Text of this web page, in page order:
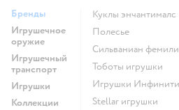
Бренды
Игрушечное
оружие
Игрушечный
транспорт
Игрушки
Коллекции
Куклы энчантималс
Полесье
Сильваниан
Тоботы игрушки
Игрушки
Stellar игрушки